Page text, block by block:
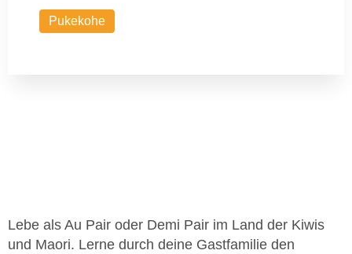
Pukekohe
Lebe als Au Pair oder Demi Pair im Land der Kiwis
und Maori. Lerne durch deine Gastfamilie den